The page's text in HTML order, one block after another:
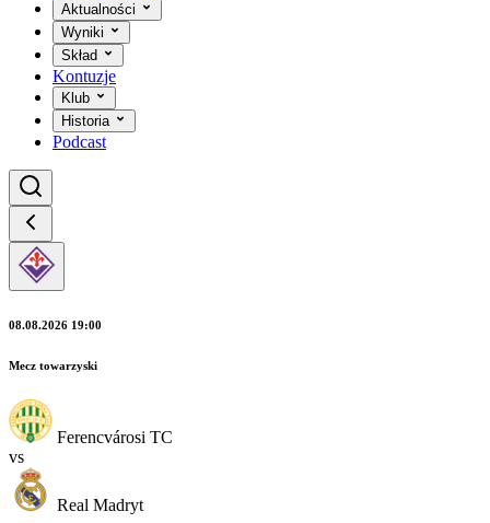
Aktualności
Wyniki
Skład
Kontuzje
Klub
Historia
Podcast
08.08.2026 19:00
Mecz towarzyski
Ferencvárosi TC
vs
Real Madryt